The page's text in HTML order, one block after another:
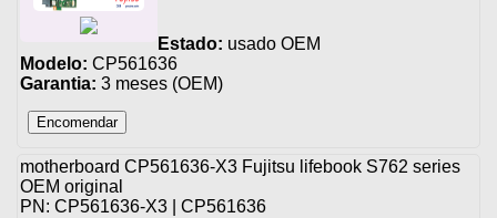
Estado: usado OEM
Modelo: CP561636
Garantia: 3 meses (OEM)
motherboard CP561636-X3 Fujitsu lifebook S762 series
OEM original
PN: CP561636-X3 | CP561636